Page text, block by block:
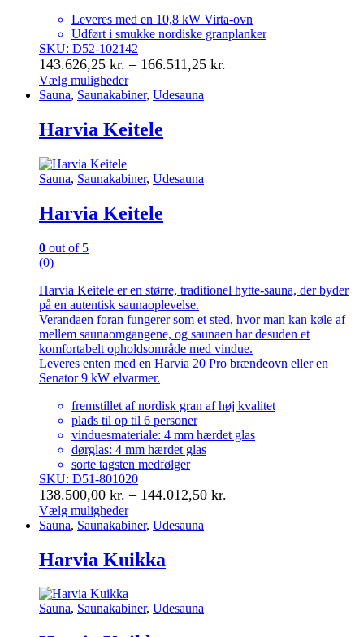
Leveres med en 10,8 kW Virta-ovn
Udført i smukke nordiske granplanker
SKU: D52-102142
143.626,25 kr. – 166.511,25 kr.
Vælg muligheder
Dette
har
flere
Mulighederne
kan
på
varesiden
Sauna, Saunakabiner, Udesauna
Harvia Keitele
Sauna, Saunakabiner, Udesauna
Harvia Keitele
0 out of 5
(0)
Harvia Keitele er en større, traditionel hytte-sauna, der byder
på en autentisk saunaoplevelse.
Verandaen foran fungerer som et sted, hvor man kan køle af
mellem saunaomgangene, og saunaen har desuden et
komfortabelt opholdsområde med vindue.
Leveres enten med en Harvia 20 Pro brændeovn eller en
Senator 9 kW elvarmer.
fremstillet af nordisk gran af høj kvalitet
plads til op til 6 personer
vinduesmateriale: 4 mm hærdet glas
dørglas: 4 mm hærdet glas
sorte tagsten medfølger
SKU: D51-801020
138.500,00 kr. – 144.012,50 kr.
Vælg muligheder
Dette
har
flere
Mulighederne
kan
Sauna, Saunakabiner, Udesauna
Harvia Kuikka
Sauna, Saunakabiner, Udesauna